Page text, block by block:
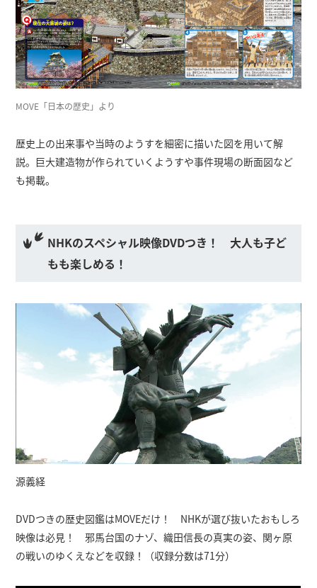
MOVE「日本の歴史」より
歴史上の出来事や当時のようすを細密に描いた図を用いて解
説。巨大建造物が作られていくようすや事件現場の断面図など
も掲載。
NHKのスペシャル映像DVDつき！ 大人も子ど
もも楽しめる！
源義経
DVDつきの歴史図鑑はMOVEだけ！ NHKが選び抜いたおもしろ
映像は必見！ 邪馬台国のナゾ、織田信長の真実の姿、関ヶ原
の戦いのゆくえなどを収録！（収録分数は71分）